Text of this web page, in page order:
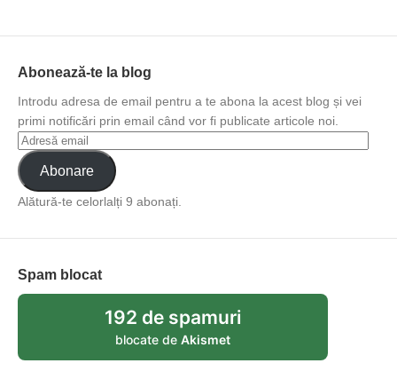
Abonează-te la blog
Introdu adresa de email pentru a te abona la acest blog și vei
primi notificări prin email când vor fi publicate articole noi.
Abonare
Alătură-te celorlalți 9 abonați.
Spam blocat
192 de spamuri
blocate de Akismet